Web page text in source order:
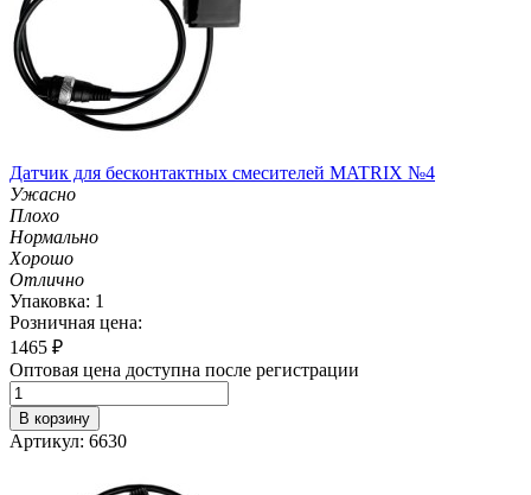
Датчик для бесконтактных смесителей MATRIX №4
Ужасно
Плохо
Нормально
Хорошо
Отлично
Упаковка: 1
Розничная цена:
1465 ₽
Оптовая цена доступна после регистрации
В корзину
Артикул: 6630